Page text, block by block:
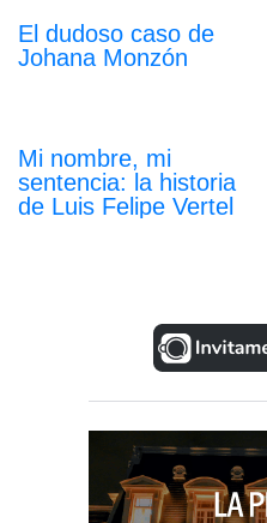
El dudoso caso de
Johana Monzón
Mi nombre, mi
sentencia: la historia
de Luis Felipe Vertel